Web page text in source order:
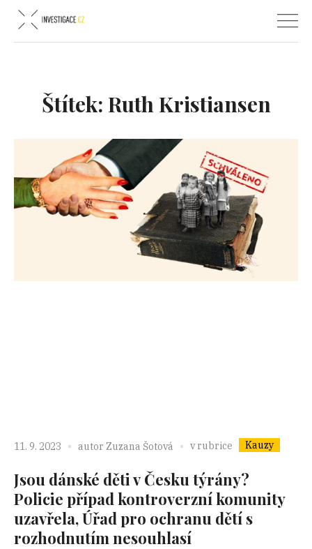
Štítek: Ruth Kristiansen
11. 9. 2023 autor Zuzana Šotová v rubrice Kauzy
Jsou dánské děti v Česku týrány?
Policie případ kontroverzní komunity
uzavřela, Úřad pro ochranu dětí s
rozhodnutím nesouhlasí